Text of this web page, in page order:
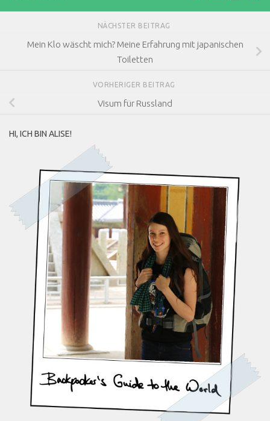
NÄCHSTER BEITRAG
Mein Klo wäscht mich? Meine Erfahrung mit japanischen
Toiletten
VORHERIGER BEITRAG
Visum für Russland
HI, ICH BIN ALISE!